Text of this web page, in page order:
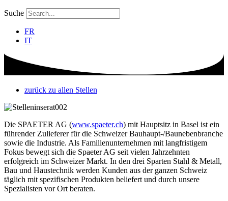
Suche
FR
IT
zurück zu allen Stellen
Die SPAETER AG (www.spaeter.ch) mit Hauptsitz in Basel ist ein
führender Zulieferer für die Schweizer Bauhaupt-/Baunebenbranche
sowie die Industrie. Als Familienunternehmen mit langfristigem
Fokus bewegt sich die Spaeter AG seit vielen Jahrzehnten
erfolgreich im Schweizer Markt. In den drei Sparten Stahl & Metall,
Bau und Haustechnik werden Kunden aus der ganzen Schweiz
täglich mit spezifischen Produkten beliefert und durch unsere
Spezialisten vor Ort beraten.